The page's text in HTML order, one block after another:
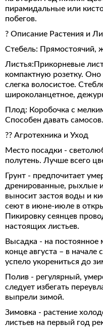
пирамидальные или
побегов.
? Описание Растения и
Стебель: Прямостоячий,
Листья:Прикорневые
компактную розетку.
слегка волосистое.
широколанцетное,
Плод: Коробочка с
Способен давать самосов.
?‍? Агротехника и Уход
Место посадки -
полутень. Лучше всего
Грунт - предпочитает
дренированные, рыхлые
выносит застоя воды и
сеют в июне-июле в
Пикировку сеянцев
настоящих листьев.
Высадка - на постоянное
конце августа – в начале
успело укорениться до
Полив - регулярный,
следует избегать
выпрели зимой.
Зимовка - растение
листьев на первый год